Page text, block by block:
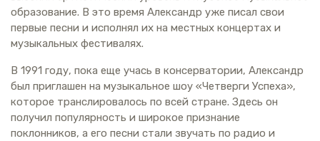
образование. В это время Александр уже писал свои
первые песни и исполнял их на местных концертах и
музыкальных фестивалях.
В 1991 году, пока еще учась в консерватории, Александр
был приглашен на музыкальное шоу «Четверги Успеха»,
которое транслировалось по всей стране. Здесь он
получил популярность и широкое признание
поклонников, а его песни стали звучать по радио и